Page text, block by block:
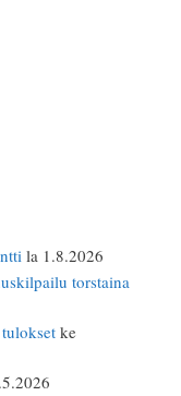
la 1.8.2026
torstaina
ke